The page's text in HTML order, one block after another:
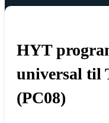
HYT
universal til
(PC08)